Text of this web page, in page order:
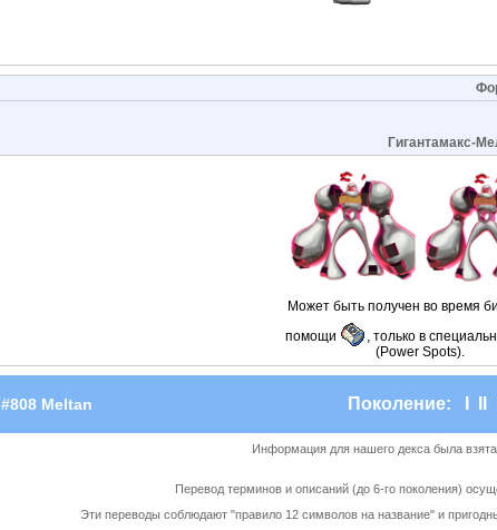
Гигантамакс-
Может быть получен во время
помощи
, только в
(Power Spots).
#808 Meltan Поколение:
Информация для нашего декса была
Перевод терминов и описаний (до 6-го поколения)
Эти переводы соблюдают "правило 12 символов на название" и